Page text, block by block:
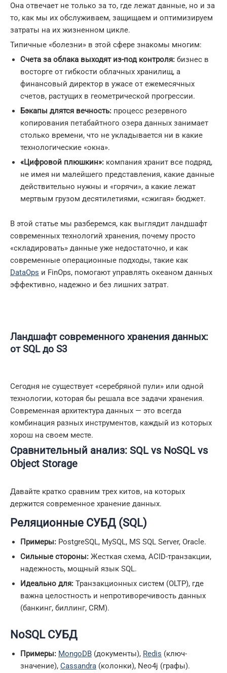
Она отвечает не только за то, где лежат данные, но и за
то, как мы их обслуживаем, защищаем и оптимизируем
затраты на их жизненном цикле.
Типичные «болезни» в этой сфере знакомы многим:
Счета за облака выходят из-под контроля: бизнес в
восторге от гибкости облачных хранилищ, а
финансовый директор в ужасе от ежемесячных
счетов, растущих в геометрической прогрессии.
Бэкапы длятся вечность: процесс резервного
копирования петабайтного озера данных занимает
столько времени, что не укладывается ни в какие
технологические «окна».
«Цифровой плюшкин»: компания хранит все подряд,
не имея ни малейшего представления, какие данные
действительно нужны и «горячи», а какие лежат
мертвым грузом десятилетиями, «сжигая» бюджет.
В этой статье мы разберемся, как выглядит ландшафт
современных технологий хранения, почему просто
«складировать» данные уже недостаточно, и как
современные операционные подходы, такие как
DataOps и FinOps, помогают управлять океаном данных
эффективно, надежно и без лишних затрат.
Ландшафт современного хранения данных:
от SQL до S3
Сегодня не существует «серебряной пули» или одной
технологии, которая бы решала все задачи хранения.
Современная архитектура данных — это всегда
комбинация разных инструментов, каждый из которых
хорош на своем месте.
Сравнительный анализ: SQL vs NoSQL vs
Object Storage
Давайте кратко сравним трех китов, на которых
держится современное хранение данных.
Реляционные СУБД (SQL)
Примеры: PostgreSQL, MySQL, MS SQL Server, Oracle.
Сильные стороны: Жесткая схема, ACID-транзакции,
надежность, мощный язык SQL.
Идеально для: Транзакционных систем (OLTP), где
важна целостность и непротиворечивость данных
(банкинг, биллинг, CRM).
NoSQL СУБД
Примеры: MongoDB (документы), Redis (ключ-
значение), Cassandra (колонки), Neo4j (графы).